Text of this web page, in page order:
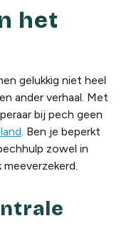
het
gelukkig niet heel
ander verhaal. Met
bij pech geen
. Ben je beperkt
zowel in